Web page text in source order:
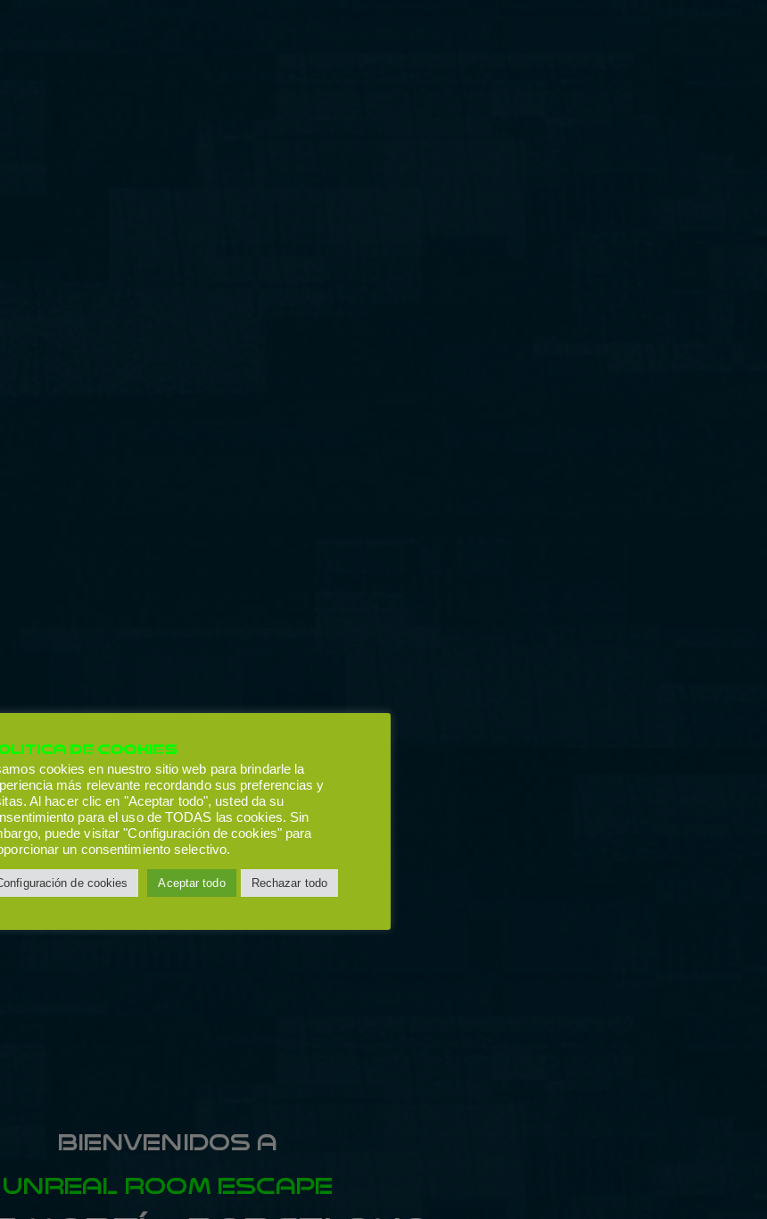
BIENVENIDOS A
UNREAL ROOM ESCAPE
DE COOKIES
cookies en nuestro sitio web para brindarle la
más relevante recordando sus preferencias y
Al hacer clic en "Aceptar todo", usted da su
para el uso de TODAS las cookies. Sin
puede visitar "Configuración de cookies" para
un consentimiento selectivo.
de cookies Aceptar todo Rechazar todo